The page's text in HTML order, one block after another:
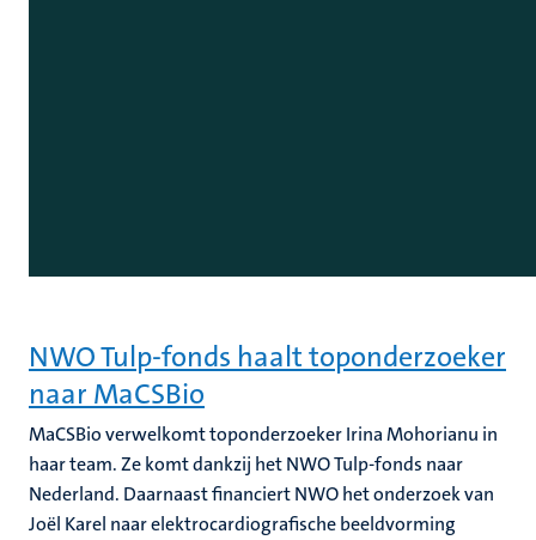
NWO Tulp-fonds haalt toponderzoeker
naar MaCSBio
MaCSBio verwelkomt toponderzoeker Irina Mohorianu in
haar team. Ze komt dankzij het NWO Tulp-fonds naar
Nederland. Daarnaast financiert NWO het onderzoek van
Joël Karel naar elektrocardiografische beeldvorming